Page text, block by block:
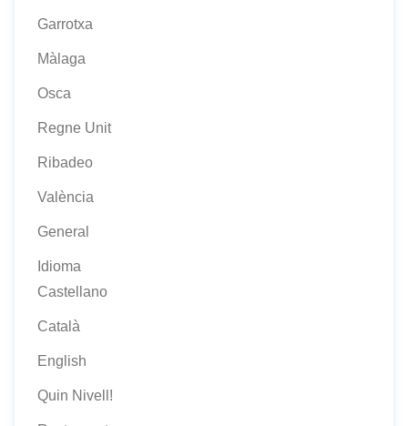
Garrotxa
Màlaga
Osca
Regne Unit
Ribadeo
València
General
Idioma
Castellano
Català
English
Quin Nivell!